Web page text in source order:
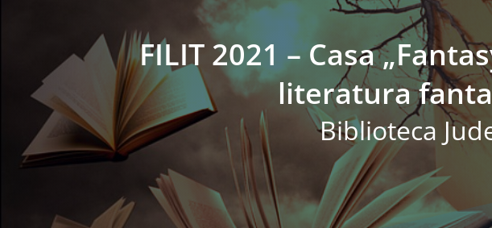
FILIT 2021 – Casa
literatura
Biblioteca